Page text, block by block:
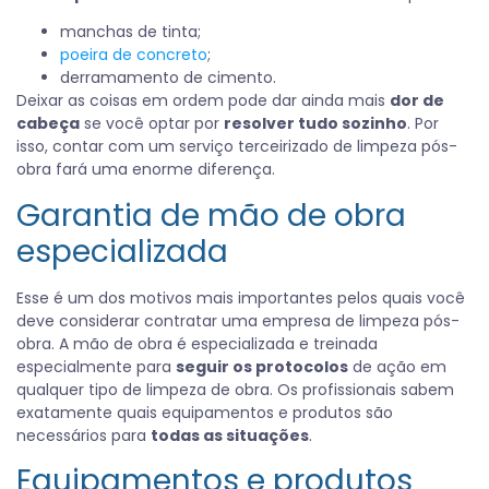
manchas de tinta;
poeira de concreto;
derramamento de cimento.
Deixar as coisas em ordem pode dar ainda mais dor de
cabeça se você optar por resolver tudo sozinho. Por
isso, contar com um serviço terceirizado de limpeza pós-
obra fará uma enorme diferença.
Garantia de mão de obra
especializada
Esse é um dos motivos mais importantes pelos quais você
deve considerar contratar uma empresa de limpeza pós-
obra. A mão de obra é especializada e treinada
especialmente para seguir os protocolos de ação em
qualquer tipo de limpeza de obra. Os profissionais sabem
exatamente quais equipamentos e produtos são
necessários para todas as situações.